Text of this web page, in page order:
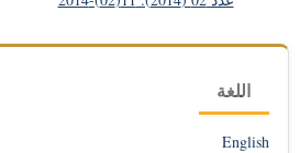
اللغة
English